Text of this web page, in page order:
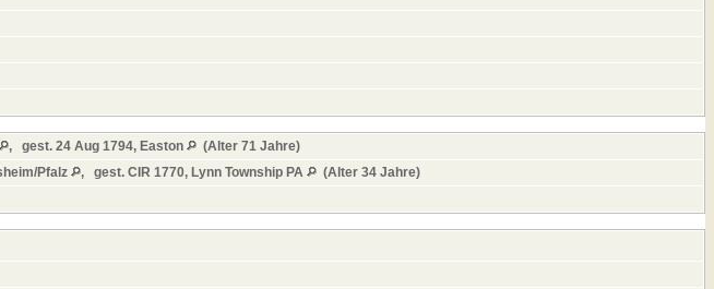
, gest. 24 Aug 1794, Easton
(Alter 71 Jahre)
Pfalz , gest. CIR 1770, Lynn Township PA
(Alter 34 Jahre)